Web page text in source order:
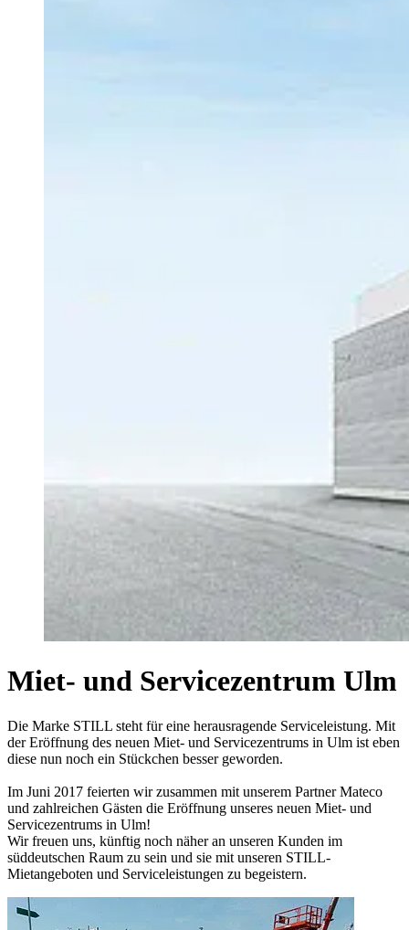
Miet- und Servicezentrum Ulm
Die Marke STILL steht für eine herausragende Serviceleistung. Mit
der Eröffnung des neuen Miet- und Servicezentrums in Ulm ist eben
diese nun noch ein Stückchen besser geworden.
Im Juni 2017 feierten wir zusammen mit unserem Partner Mateco
und zahlreichen Gästen die Eröffnung unseres neuen Miet- und
Servicezentrums in Ulm!
Wir freuen uns, künftig noch näher an unseren Kunden im
süddeutschen Raum zu sein und sie mit unseren STILL-
Mietangeboten und Serviceleistungen zu begeistern.